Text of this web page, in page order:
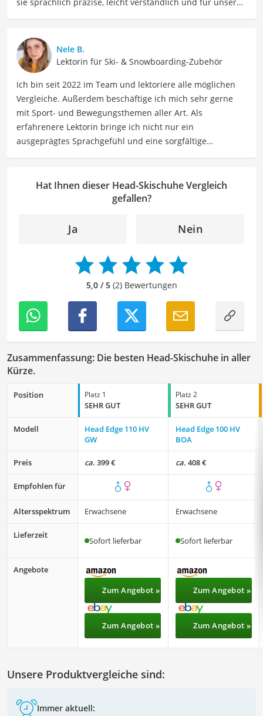
beschäftige ich mich gerne mit verschiedenen Hobbys
und Freizeitaktivitäten. Dieses Interesse spiegelt sich in
meinen Beiträgen wider, die sich mit Freizeitideen,
Reiseempfehlungen, Hobbytipps und Anregungen für die
Freizeitgestaltung befassen.
Der Head-Skischuhe-Vergleich ist aus unserer Sicht
besonders empfehlenswert für Ski-Fahrende
Nele B.
Lektorin für Ski- & Snowboarding-Zubehör
Ich bin seit 2022 im Team und lektoriere alle möglichen
Vergleiche. Außerdem beschäftige ich mich sehr gerne
mit Sport- und Bewegungsthemen aller Art. Als
erfahrenere Lektorin bringe ich nicht nur ein
ausgeprägtes Sprachgefühl und eine sorgfältige
kann ich dazu beitragen, Texte inhaltlich präzise, gut
strukturiert und sprachlich einwandfrei zu gestalten.
Kohärenz, logische Schlüssigkeit und stilistische Qualität
meinem Hintergrund im Bereich Sport und meiner Liebe
zur geschriebenen Sprache trage ich dazu bei, dass
unsere Vergleiche ansprechend, verständlich sowie
Hat Ihnen dieser Head-Skischuhe Vergleich
gefallen?
Ja Nein
5,0 / 5(2) Bewertungen
Zusammenfassung: Die besten Head-Skischuhe in aller
Kürze.
Position Platz 1
SEHR GUT
Platz 2
SEHR GUT
Modell
Head Edge 110 HV
GW
Head Edge 100 HV
BOA
Preis ca. 399 € ca. 408 €
Empfohlen für
Altersspektrum Erwachsene Erwachsene
Lieferzeit
Sofort lieferbar Sofort lieferbar
Angebote
Zum Angebot »
Zum Angebot »
Zum Angebot »
Zum Angebot »
Unsere Produktvergleiche sind:
Immer aktuell: